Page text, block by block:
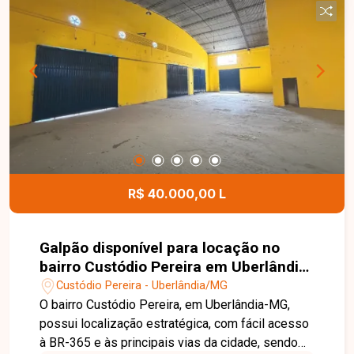
condomínio fechado, com segurança e toda a
comodidade que sua família merece. Entre em
contato e agende sua visita!
R$ 40.000,00 L
Galpão disponível para locação no
bairro Custódio Pereira em Uberlândia-
MGCustódio Pereira - Uberlândia/MG
O bairro Custódio Pereira, em Uberlândia-MG,
possui localização estratégica, com fácil acesso
à BR-365 e às principais vias da cidade, sendo